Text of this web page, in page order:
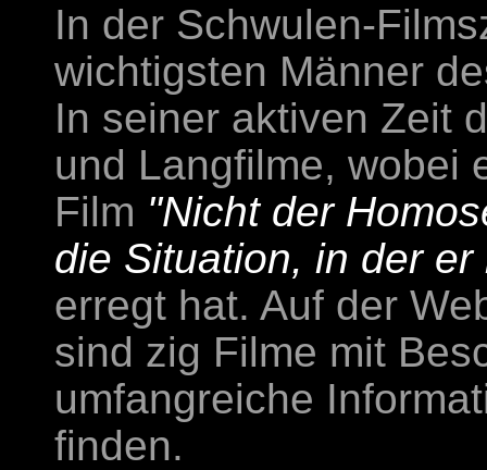
In der Schwulen-
wichtigsten Männer
In seiner aktiven Zeit
und Langfilme, wobei
Film "Nicht der
die Situation, in der er
erregt hat. Auf der
sind zig Filme mit
umfangreiche
finden.